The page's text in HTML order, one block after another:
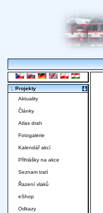
:. Projekty
Aktuality
Články
Atlas drah
Fotogalerie
Kalendář akcí
Přihlášky na akce
Seznam tratí
Řazení vlaků
eShop
Odkazy